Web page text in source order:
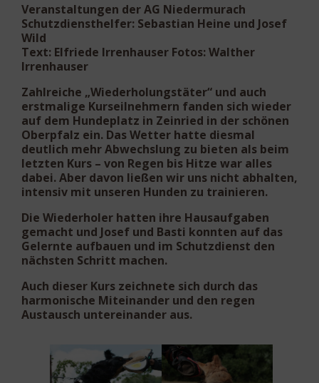
Veranstaltungen der AG Niedermurach
Schutzdiensthelfer: Sebastian Heine und Josef
Wild
Text: Elfriede Irrenhauser Fotos: Walther
Irrenhauser
Zahlreiche „Wiederholungstäter“ und auch
erstmalige Kurseilnehmern fanden sich wieder
auf dem Hundeplatz in Zeinried in der schönen
Oberpfalz ein. Das Wetter hatte diesmal
deutlich mehr Abwechslung zu bieten als beim
letzten Kurs – von Regen bis Hitze war alles
dabei. Aber davon ließen wir uns nicht abhalten,
intensiv mit unseren Hunden zu trainieren.
Die Wiederholer hatten ihre Hausaufgaben
gemacht und Josef und Basti konnten auf das
Gelernte aufbauen und im Schutzdienst den
nächsten Schritt machen.
Auch dieser Kurs zeichnete sich durch das
harmonische Miteinander und den regen
Austausch untereinander aus.